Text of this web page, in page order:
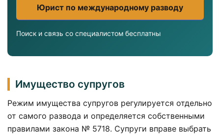
Юрист по международному разводу
Поиск и связь со специалистом бесплатны
Имущество супругов
Режим имущества супругов регулируется отдельно
от самого развода и определяется собственными
правилами закона № 5718. Супруги вправе выбрать